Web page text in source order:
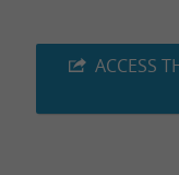
ACCESS